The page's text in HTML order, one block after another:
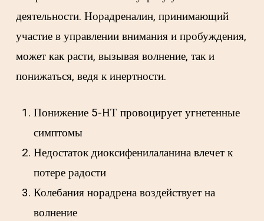
деятельности. Норадреналин, принимающий
участие в управлении внимания и пробуждения,
может как расти, вызывая волнение, так и
понижаться, ведя к инертности.
Понижение 5-НТ провоцирует угнетенные
симптомы
Недостаток диоксифенилаланина влечет к
потере радости
Колебания норадрена воздействует на
волнение